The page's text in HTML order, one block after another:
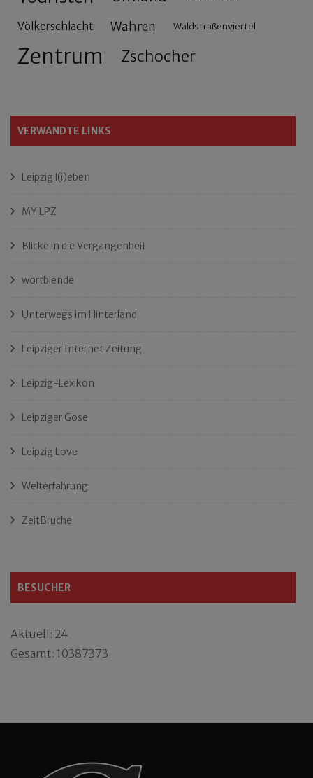
Völkerschlacht Wahren Waldstraßenviertel
Zentrum Zschocher
VERWANDTE LINKS
Leipzig l(i)eben
MY LPZ
Blicke in die Vergangenheit
wortblende
Unterwegs im Hinterland
Leipziger Internet Zeitung
Leipzig-Lexikon
Leipziger Gose
Leipzig Love
Welterfahrung
ZeitBrüche
BESUCHER
Aktuell: 24
Gesamt: 10387373